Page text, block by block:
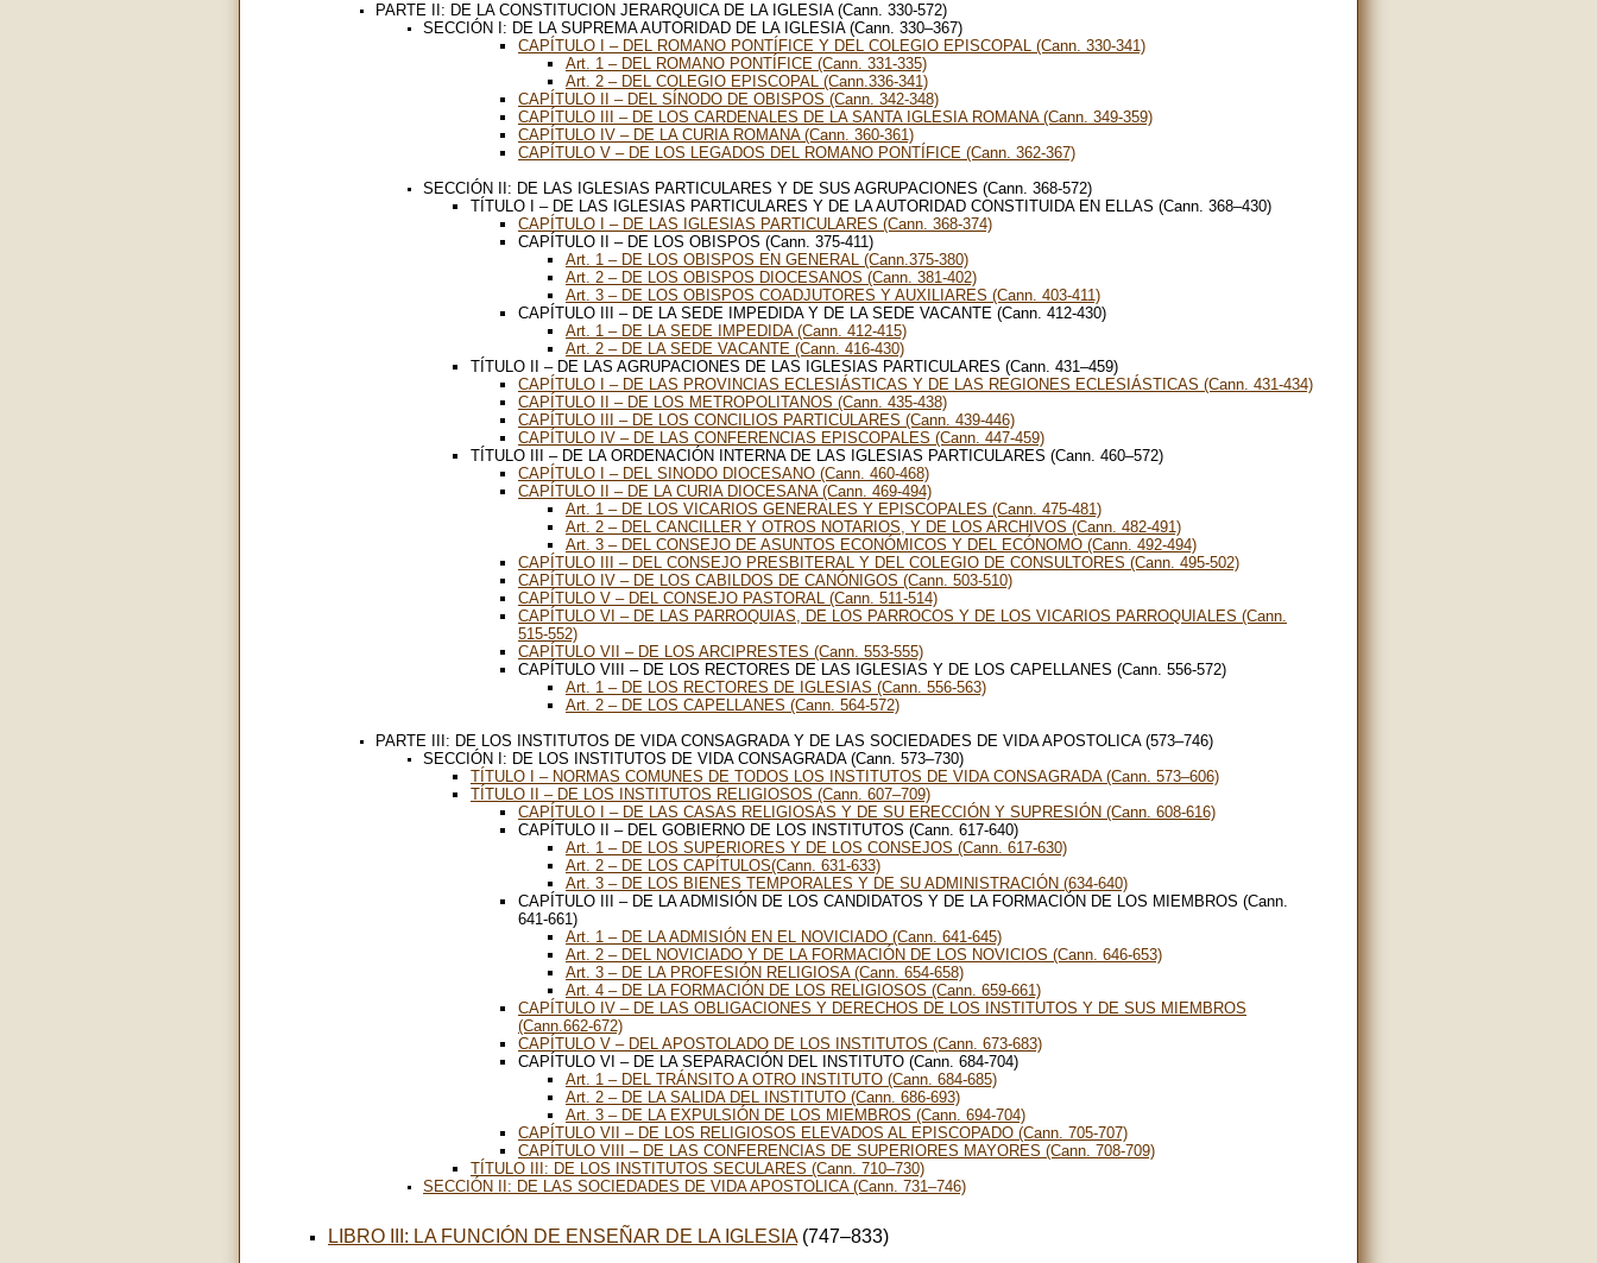
PARTE II: DE LA CONSTITUCION JERARQUICA DE LA IGLESIA (Cann. 330-572)
SECCIÓN I: DE LA SUPREMA AUTORIDAD DE LA IGLESIA (Cann. 330–367)
CAPÍTULO I – DEL ROMANO PONTÍFICE Y DEL COLEGIO EPISCOPAL (Cann. 330-341)
Art. 1 – DEL ROMANO PONTÍFICE (Cann. 331-335)
Art. 2 – DEL COLEGIO EPISCOPAL (Cann.336-341)
CAPÍTULO II – DEL SÍNODO DE OBISPOS (Cann. 342-348)
CAPÍTULO III – DE LOS CARDENALES DE LA SANTA IGLESIA ROMANA (Cann. 349-359)
CAPÍTULO IV – DE LA CURIA ROMANA (Cann. 360-361)
CAPÍTULO V – DE LOS LEGADOS DEL ROMANO PONTÍFICE (Cann. 362-367)
SECCIÓN II: DE LAS IGLESIAS PARTICULARES Y DE SUS AGRUPACIONES (Cann. 368-572)
TÍTULO I – DE LAS IGLESIAS PARTICULARES Y DE LA AUTORIDAD CONSTITUIDA EN ELLAS (Cann. 368–430)
CAPÍTULO I – DE LAS IGLESIAS PARTICULARES (Cann. 368-374)
CAPÍTULO II – DE LOS OBISPOS (Cann. 375-411)
Art. 1 – DE LOS OBISPOS EN GENERAL (Cann.375-380)
Art. 2 – DE LOS OBISPOS DIOCESANOS (Cann. 381-402)
Art. 3 – DE LOS OBISPOS COADJUTORES Y AUXILIARES (Cann. 403-411)
CAPÍTULO III – DE LA SEDE IMPEDIDA Y DE LA SEDE VACANTE (Cann. 412-430)
Art. 1 – DE LA SEDE IMPEDIDA (Cann. 412-415)
Art. 2 – DE LA SEDE VACANTE (Cann. 416-430)
TÍTULO II – DE LAS AGRUPACIONES DE LAS IGLESIAS PARTICULARES (Cann. 431–459)
CAPÍTULO I – DE LAS PROVINCIAS ECLESIÁSTICAS Y DE LAS REGIONES ECLESIÁSTICAS (Cann. 431-434)
CAPÍTULO II – DE LOS METROPOLITANOS (Cann. 435-438)
CAPÍTULO III – DE LOS CONCILIOS PARTICULARES (Cann. 439-446)
CAPÍTULO IV – DE LAS CONFERENCIAS EPISCOPALES (Cann. 447-459)
TÍTULO III – DE LA ORDENACIÓN INTERNA DE LAS IGLESIAS PARTICULARES (Cann. 460–572)
CAPÍTULO I – DEL SINODO DIOCESANO (Cann. 460-468)
CAPÍTULO II – DE LA CURIA DIOCESANA (Cann. 469-494)
Art. 1 – DE LOS VICARIOS GENERALES Y EPISCOPALES (Cann. 475-481)
Art. 2 – DEL CANCILLER Y OTROS NOTARIOS, Y DE LOS ARCHIVOS (Cann. 482-491)
Art. 3 – DEL CONSEJO DE ASUNTOS ECONÓMICOS Y DEL ECÓNOMO (Cann. 492-494)
CAPÍTULO III – DEL CONSEJO PRESBITERAL Y DEL COLEGIO DE CONSULTORES (Cann. 495-502)
CAPÍTULO IV – DE LOS CABILDOS DE CANÓNIGOS (Cann. 503-510)
CAPÍTULO V – DEL CONSEJO PASTORAL (Cann. 511-514)
CAPÍTULO VI – DE LAS PARROQUIAS, DE LOS PARROCOS Y DE LOS VICARIOS PARROQUIALES (Cann.
515-552)
CAPÍTULO VII – DE LOS ARCIPRESTES (Cann. 553-555)
CAPÍTULO VIII – DE LOS RECTORES DE LAS IGLESIAS Y DE LOS CAPELLANES (Cann. 556-572)
Art. 1 – DE LOS RECTORES DE IGLESIAS (Cann. 556-563)
Art. 2 – DE LOS CAPELLANES (Cann. 564-572)
PARTE III: DE LOS INSTITUTOS DE VIDA CONSAGRADA Y DE LAS SOCIEDADES DE VIDA APOSTOLICA (573–746)
SECCIÓN I: DE LOS INSTITUTOS DE VIDA CONSAGRADA (Cann. 573–730)
TÍTULO I – NORMAS COMUNES DE TODOS LOS INSTITUTOS DE VIDA CONSAGRADA (Cann. 573–606)
TÍTULO II – DE LOS INSTITUTOS RELIGIOSOS (Cann. 607–709)
CAPÍTULO I – DE LAS CASAS RELIGIOSAS Y DE SU ERECCIÓN Y SUPRESIÓN (Cann. 608-616)
CAPÍTULO II – DEL GOBIERNO DE LOS INSTITUTOS (Cann. 617-640)
Art. 1 – DE LOS SUPERIORES Y DE LOS CONSEJOS (Cann. 617-630)
Art. 2 – DE LOS CAPÍTULOS(Cann. 631-633)
Art. 3 – DE LOS BIENES TEMPORALES Y DE SU ADMINISTRACIÓN (634-640)
CAPÍTULO III – DE LA ADMISIÓN DE LOS CANDIDATOS Y DE LA FORMACIÓN DE LOS MIEMBROS (Cann.
641-661)
Art. 1 – DE LA ADMISIÓN EN EL NOVICIADO (Cann. 641-645)
Art. 2 – DEL NOVICIADO Y DE LA FORMACIÓN DE LOS NOVICIOS (Cann. 646-653)
Art. 3 – DE LA PROFESIÓN RELIGIOSA (Cann. 654-658)
Art. 4 – DE LA FORMACIÓN DE LOS RELIGIOSOS (Cann. 659-661)
CAPÍTULO IV – DE LAS OBLIGACIONES Y DERECHOS DE LOS INSTITUTOS Y DE SUS MIEMBROS
(Cann.662-672)
CAPÍTULO V – DEL APOSTOLADO DE LOS INSTITUTOS (Cann. 673-683)
CAPÍTULO VI – DE LA SEPARACIÓN DEL INSTITUTO (Cann. 684-704)
Art. 1 – DEL TRÁNSITO A OTRO INSTITUTO (Cann. 684-685)
Art. 2 – DE LA SALIDA DEL INSTITUTO (Cann. 686-693)
Art. 3 – DE LA EXPULSIÓN DE LOS MIEMBROS (Cann. 694-704)
CAPÍTULO VII – DE LOS RELIGIOSOS ELEVADOS AL EPISCOPADO (Cann. 705-707)
CAPÍTULO VIII – DE LAS CONFERENCIAS DE SUPERIORES MAYORES (Cann. 708-709)
TÍTULO III: DE LOS INSTITUTOS SECULARES (Cann. 710–730)
SECCIÓN II: DE LAS SOCIEDADES DE VIDA APOSTOLICA (Cann. 731–746)
LIBRO III: LA FUNCIÓN DE ENSEÑAR DE LA IGLESIA(747–833)